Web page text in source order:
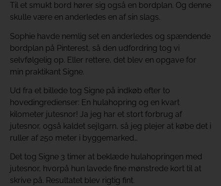
Til et smukt bord hører sig også en bordplan. Og denne
skulle være en anderledes en af sin slags.
Sophie havde nemlig set en anderledes og spændende
bordplan på Pinterest, så den udfordring tog vi
selvfølgelig op. Eller rettere, det blev en opgave for
min praktikant Signe.
Ud fra et billede tog Signe på indkøb efter to
hovedingredienser: En hulahopring og en kvart
kilometer jutesnor! Ja jeg har et stort forbrug af
jutesnor, også kaldet sejlgarn, så jeg plejer at købe det i
ruller af 250 meter i byggemarked…
Det tog Signe 3 timer at beklæde hulahopringen med
jutesnor, hvorpå hun lavede fine mønstrede kort til at
skrive på. Resultatet blev rigtig fint.